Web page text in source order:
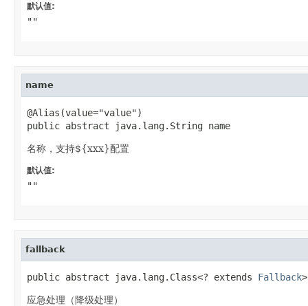
默认值:
""
name
@Alias(value="value")
public abstract java.lang.String name
名称，支持${xxx}配置
默认值:
""
fallback
public abstract java.lang.Class<? extends Fallback
应急处理（降级处理）